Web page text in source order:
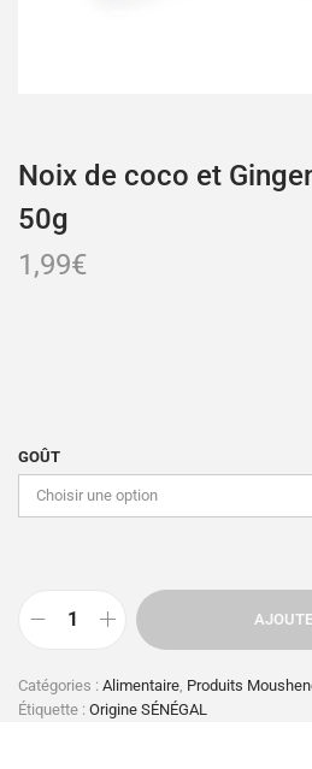
Noix de coco et
50g
1,99€
GOÛT
Catégories : Alimentaire Produits
Étiquette : Origine SÉNÉGAL